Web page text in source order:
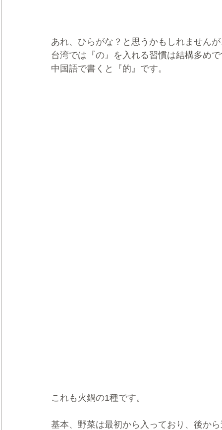
あれ、ひらがな？と思うかもしれません
台湾では『の』を入れる習慣は結構多め
中国語で書くと『的』です。
これも火鍋の1種です。
基本、野菜は最初から入っており、後か